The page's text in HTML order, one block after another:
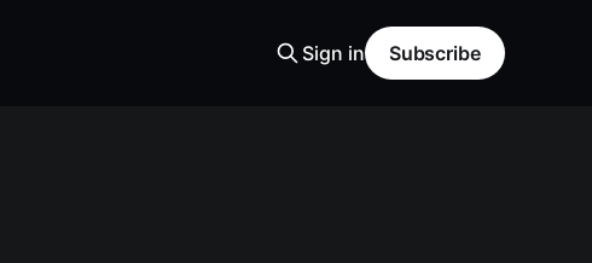
Sign in Subscribe